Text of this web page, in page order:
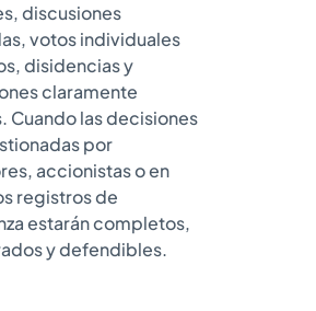
discusiones
votos individuales
disidencias y
claramente
Cuando las decisiones
por
accionistas o en
registros de
estarán completos,
y defendibles.